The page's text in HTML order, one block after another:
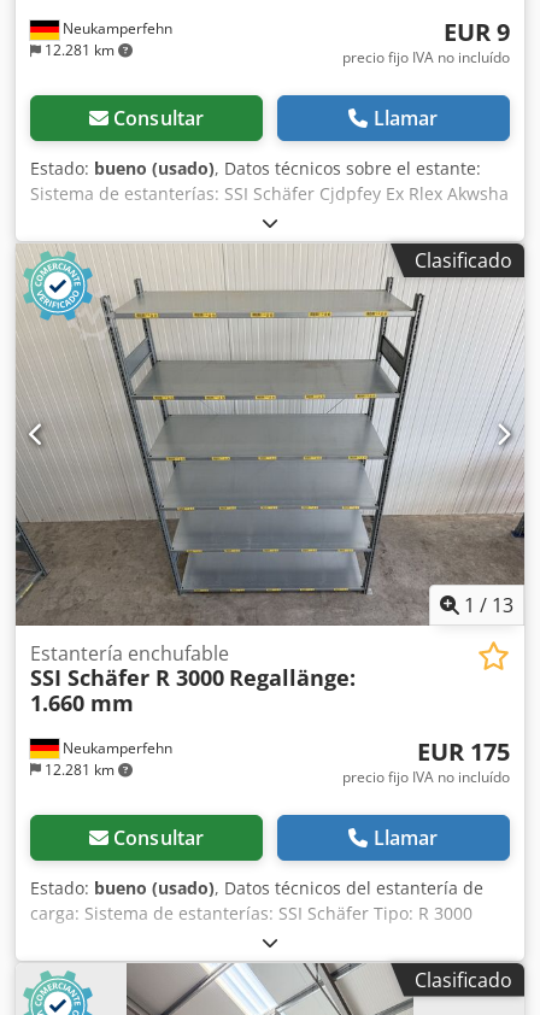
Neukamperfehn
12.281 km
EUR 9
precio fijo IVA no incluído
Consultar Llamar
Estado: bueno (usado), Datos técnicos sobre el estante:
Sistema de estanterías: SSI Schäfer Cjdpfey Ex Rlex Akwsha
Tipo: R 3000 Incluido en el suministro: Estantes, usados
Color del material: galvanizado Sendzimir Ancho total:
aprox. 994 mm Profundidad total: aprox. 594 mm Para
profundidad de bastidor: aprox. 600 mm Altura: aprox. 30
mm Peso por unidad: aprox. 5,16 kg Sus personas de
contacto en nuestra empresa: Sr. Andre Evering Sr. Mario
Klöver Sr. Falk Deutsch Información general sobre el
artículo: Este artículo solo se ofrece para recogida. Si se
desea un transporte o envío, esto conlleva costes
adicionales, que pueden consultarse dependiendo del
destino o el alcance de la entrega.
Clasificado
1 / 13
Neukamperfehn
12.281 km
Estantería enchufable
SSI Schäfer R 3000 Regallänge:
1.660 mm
EUR 175
precio fijo IVA no incluído
Consultar Llamar
Estado: bueno (usado), Datos técnicos del estantería de
carga: Sistema de estanterías: SSI Schäfer Tipo: R 3000
Datos técnicos de la instalación: Número de filas de
estantería: 01 ud. Longitud de estantería: 1.660 mm
Número de módulos por fila de estantería: 01 ud. Incluido
Clasificado